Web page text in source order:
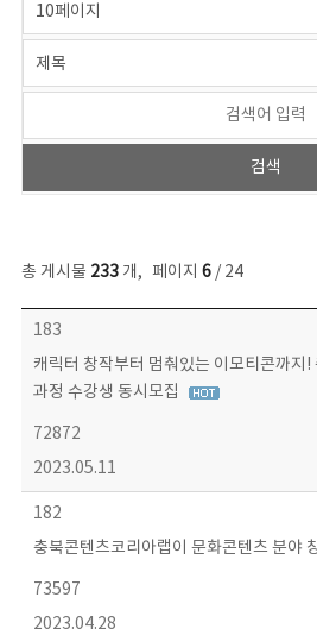
총 게시물 233개, 페이지 6/ 24
보도자료 목록 - 번호, 제목, 작성자, 파일, 조회수, 작성일 정보 제공
183
캐릭터 창작부터 멈춰있는 이모티콘까지!
과정 수강생 동시모집
72872
2023.05.11
182
충북콘텐츠코리아랩이 문화콘텐츠 분야
73597
2023.04.28